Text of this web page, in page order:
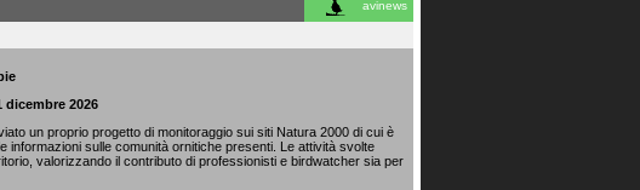
avinews
2026
un proprio progetto di monitoraggio sui siti Natura 2000 di cui è
informazioni sulle comunità ornitiche presenti. Le attività svolte
valorizzando il contributo di professionisti e birdwatcher sia per